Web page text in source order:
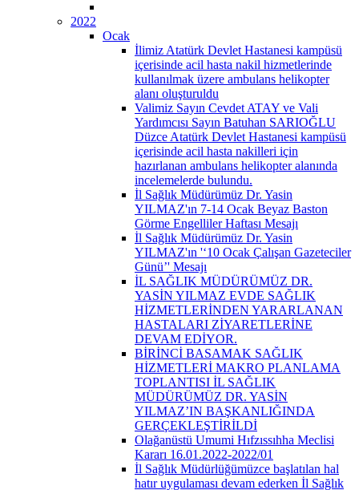
2022
Ocak
İlimiz Atatürk Devlet Hastanesi kampüsü
içerisinde acil hasta nakil hizmetlerinde
kullanılmak üzere ambulans helikopter
alanı oluşturuldu
Valimiz Sayın Cevdet ATAY ve Vali
Yardımcısı Sayın Batuhan SARIOĞLU
Düzce Atatürk Devlet Hastanesi kampüsü
içerisinde acil hasta nakilleri için
hazırlanan ambulans helikopter alanında
incelemelerde bulundu.
İl Sağlık Müdürümüz Dr. Yasin
YILMAZ'ın 7-14 Ocak Beyaz Baston
Görme Engelliler Haftası Mesajı
İl Sağlık Müdürümüz Dr. Yasin
YILMAZ'ın '‘10 Ocak Çalışan Gazeteciler
Günü’' Mesajı
İL SAĞLIK MÜDÜRÜMÜZ DR.
YASİN YILMAZ EVDE SAĞLIK
HİZMETLERİNDEN YARARLANAN
HASTALARI ZİYARETLERİNE
DEVAM EDİYOR.
BİRİNCİ BASAMAK SAĞLIK
HİZMETLERİ MAKRO PLANLAMA
TOPLANTISI İL SAĞLIK
MÜDÜRÜMÜZ DR. YASİN
YILMAZ’IN BAŞKANLIĞINDA
GERÇEKLEŞTİRİLDİ
Olağanüstü Umumi Hıfzıssıhha Meclisi
Kararı 16.01.2022-2022/01
İl Sağlık Müdürlüğümüzce başlatılan hal
hatır uygulaması devam ederken İl Sağlık